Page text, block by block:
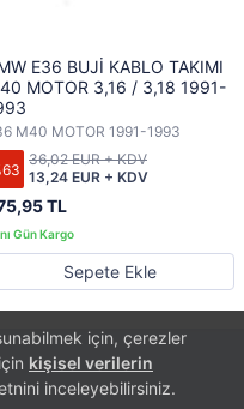
için, çerezler
kişisel verilerin
inceleyebilirsiniz.
E36 BUJİ KABLO TAKIMI
MOTOR 3,16 / 3,18 1991-
M40 MOTOR 1991-1993
TL
13,24 EUR + KDV
36,02 EUR + KDV
Sepete Ekle